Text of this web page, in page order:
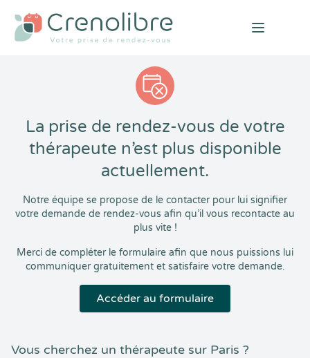
Open
La prise de rendez-vous de votre
thérapeute n’est plus disponible
actuellement.
Notre équipe se propose de le contacter pour lui signifier
votre demande de rendez-vous afin qu’il vous recontacte au
plus vite !
Merci de compléter le formulaire afin que nous puissions lui
communiquer gratuitement et satisfaire votre demande.
Accéder au formulaire
Vous cherchez un thérapeute sur Paris ?